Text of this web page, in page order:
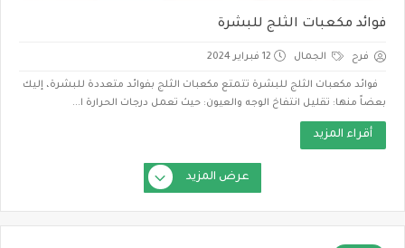
فوائد مكعبات الثلج للبشرة
فرح الجمال 12 فبراير 2024
فوائد مكعبات الثلج للبشرة تتمتع مكعبات الثلج بفوائد متعددة للبشرة، إليك
بعضاً منها: تقليل انتفاخ الوجه والعيون: حيث تعمل درجات الحرارة ا...
أقراء المزيد
عرض المزيد